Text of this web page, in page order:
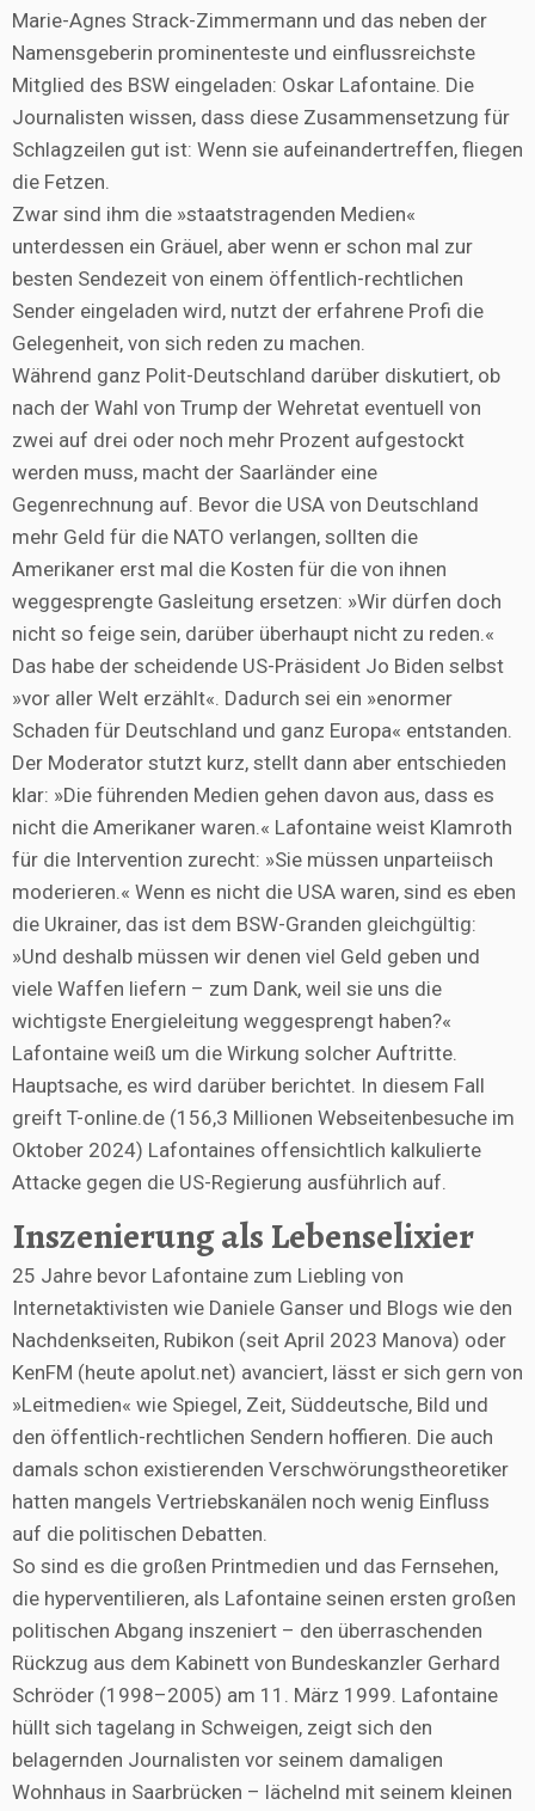
Marie-Agnes Strack-Zimmermann und das neben der
Namensgeberin prominenteste und einflussreichste
Mitglied des BSW eingeladen: Oskar Lafontaine. Die
Journalisten wissen, dass diese Zusammensetzung für
Schlagzeilen gut ist: Wenn sie aufeinandertreffen, fliegen
die Fetzen.
Zwar sind ihm die »staatstragenden Medien«
unterdessen ein Gräuel, aber wenn er schon mal zur
besten Sendezeit von einem öffentlich-rechtlichen
Sender eingeladen wird, nutzt der erfahrene Profi die
Gelegenheit, von sich reden zu machen.
Während ganz Polit-Deutschland darüber diskutiert, ob
nach der Wahl von Trump der Wehretat eventuell von
zwei auf drei oder noch mehr Prozent aufgestockt
werden muss, macht der Saarländer eine
Gegenrechnung auf. Bevor die USA von Deutschland
mehr Geld für die NATO verlangen, sollten die
Amerikaner erst mal die Kosten für die von ihnen
weggesprengte Gasleitung ersetzen: »Wir dürfen doch
nicht so feige sein, darüber überhaupt nicht zu reden.«
Das habe der scheidende US-Präsident Jo Biden selbst
»vor aller Welt erzählt«. Dadurch sei ein »enormer
Schaden für Deutschland und ganz Europa« entstanden.
Der Moderator stutzt kurz, stellt dann aber entschieden
klar: »Die führenden Medien gehen davon aus, dass es
nicht die Amerikaner waren.« Lafontaine weist Klamroth
für die Intervention zurecht: »Sie müssen unparteiisch
moderieren.« Wenn es nicht die USA waren, sind es eben
die Ukrainer, das ist dem BSW-Granden gleichgültig:
»Und deshalb müssen wir denen viel Geld geben und
viele Waffen liefern – zum Dank, weil sie uns die
wichtigste Energieleitung weggesprengt haben?«
Lafontaine weiß um die Wirkung solcher Auftritte.
Hauptsache, es wird darüber berichtet. In diesem Fall
greift T-online.de (156,3 Millionen Webseitenbesuche im
Oktober 2024) Lafontaines offensichtlich kalkulierte
Attacke gegen die US-Regierung ausführlich auf.
Inszenierung als Lebenselixier
25 Jahre bevor Lafontaine zum Liebling von
Internetaktivisten wie Daniele Ganser und Blogs wie den
Nachdenkseiten, Rubikon (seit April 2023 Manova) oder
KenFM (heute apolut.net) avanciert, lässt er sich gern von
»Leitmedien« wie Spiegel, Zeit, Süddeutsche, Bild und
den öffentlich-rechtlichen Sendern hoffieren. Die auch
damals schon existierenden Verschwörungstheoretiker
hatten mangels Vertriebskanälen noch wenig Einfluss
auf die politischen Debatten.
So sind es die großen Printmedien und das Fernsehen,
die hyperventilieren, als Lafontaine seinen ersten großen
politischen Abgang inszeniert – den überraschenden
Rückzug aus dem Kabinett von Bundeskanzler Gerhard
Schröder (1998–2005) am 11. März 1999. Lafontaine
hüllt sich tagelang in Schweigen, zeigt sich den
belagernden Journalisten vor seinem damaligen
Wohnhaus in Saarbrücken – lächelnd mit seinem kleinen